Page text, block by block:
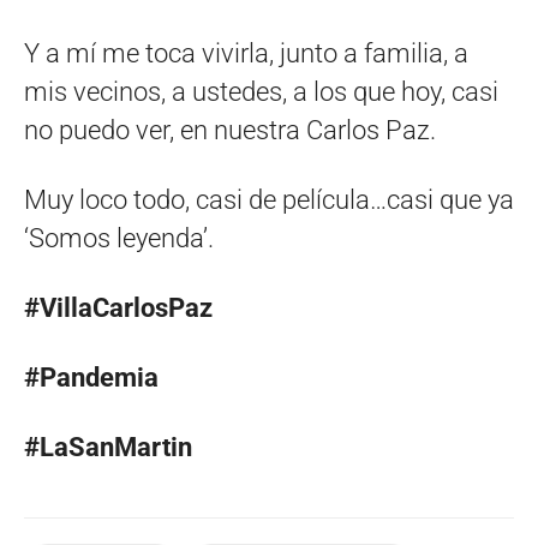
Y a mí me toca vivirla, junto a familia, a
mis vecinos, a ustedes, a los que hoy, casi
no puedo ver, en nuestra Carlos Paz.
Muy loco todo, casi de película…casi que ya
‘Somos leyenda’.
#VillaCarlosPaz
#Pandemia
#LaSanMartin